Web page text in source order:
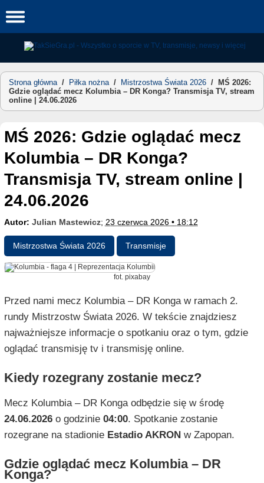
to
Strona główna/ Piłka nożna/ Mistrzostwa Świata 2026 /
MŚ 2026:
Gdzie oglądać mecz Kolumbia – DR Konga? Transmisja TV, stream
online | 24.06.2026
MŚ 2026: Gdzie oglądać mecz
Kolumbia – DR Konga?
Transmisja TV, stream online |
24.06.2026
Autor: Julian Mastewicz; 23 czerwca 2026 • 18:12
Mistrzostwa Świata 2026 Transmisje
fot. pixabay
Przed nami mecz Kolumbia – DR Konga w ramach 2.
rundy Mistrzostw Świata 2026. W tekście znajdziesz
najważniejsze informacje o spotkaniu oraz o tym, gdzie
oglądać transmisję tv i transmisję online.
Kiedy rozegrany zostanie mecz?
Mecz Kolumbia – DR Konga odbędzie się w środę
24.06.2026o godzinie 04:00. Spotkanie zostanie
rozegrane na stadionie Estadio AKRON w Zapopan.
Gdzie oglądać mecz Kolumbia – DR
Konga?